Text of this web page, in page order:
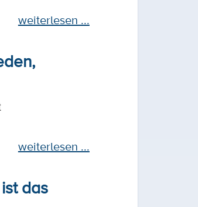
weiterlesen ...
weiterlesen ...
das